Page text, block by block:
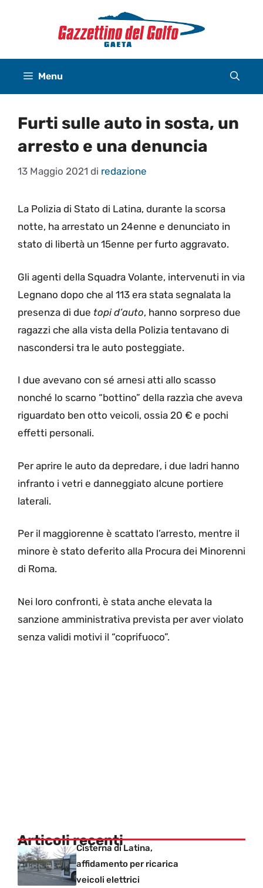
Menu
Furti sulle auto in sosta, un
arresto e una denuncia
13 Maggio 2021 di redazione
La Polizia di Stato di Latina, durante la scorsa
notte, ha arrestato un 24enne e denunciato in
stato di libertà un 15enne per furto aggravato.
Gli agenti della Squadra Volante, intervenuti in via
Legnano dopo che al 113 era stata segnalata la
presenza di due topi d’auto, hanno sorpreso due
ragazzi che alla vista della Polizia tentavano di
nascondersi tra le auto posteggiate.
I due avevano con sé arnesi atti allo scasso
nonché lo scarno “bottino” della razzìa che aveva
riguardato ben otto veicoli, ossia 20 € e pochi
effetti personali.
Per aprire le auto da depredare, i due ladri hanno
infranto i vetri e danneggiato alcune portiere
laterali.
Per il maggiorenne è scattato l’arresto, mentre il
minore è stato deferito alla Procura dei Minorenni
di Roma.
Nei loro confronti, è stata anche elevata la
sanzione amministrativa prevista per aver violato
senza validi motivi il “coprifuoco”.
Articoli recenti
Cisterna di Latina,
affidamento per ricarica
veicoli elettrici